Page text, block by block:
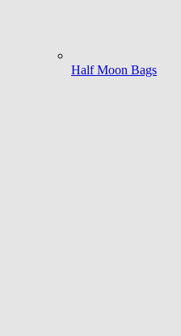
Half Moon Bags